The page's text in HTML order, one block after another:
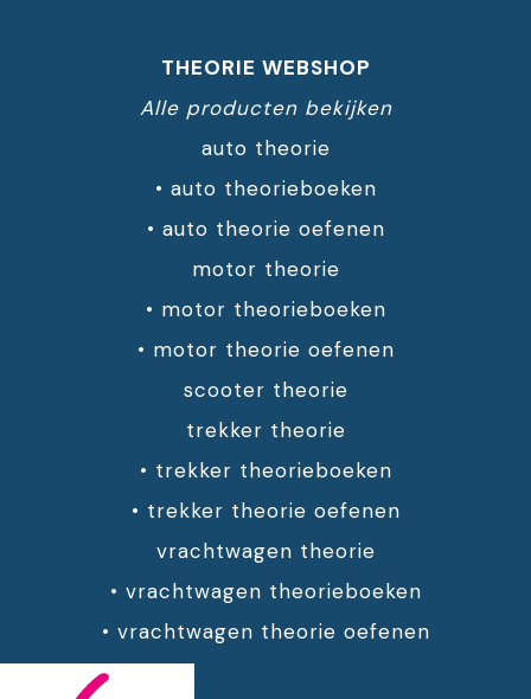
THEORIE WEBSHOP
Alle producten bekijken
auto theorie
• auto theorieboeken
• auto theorie oefenen
motor theorie
• motor theorieboeken
• motor theorie oefenen
scooter theorie
trekker theorie
• trekker theorieboeken
• trekker theorie oefenen
vrachtwagen theorie
• vrachtwagen theorieboeken
• vrachtwagen theorie oefenen